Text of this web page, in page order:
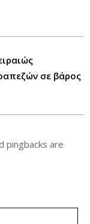
σε βάρος
pingbacks are